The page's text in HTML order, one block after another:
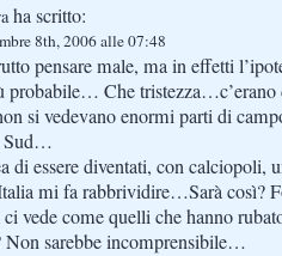
ha scritto:
8th, 2006 alle 07:48
pensare male, ma in effetti
probabile… Che
si vedevano enormi parti di
Sud…
di essere diventati, con calciopoli,
mi fa rabbrividire…Sarà così?
vede come quelli che hanno
Non sarebbe incomprensibile…